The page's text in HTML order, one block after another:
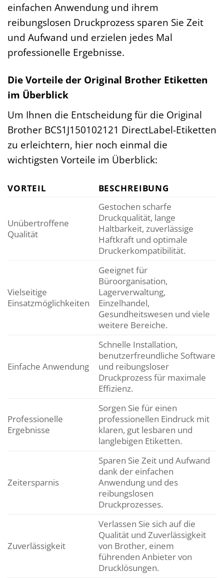
einfachen Anwendung und ihrem
reibungslosen Druckprozess sparen Sie Zeit
und Aufwand und erzielen jedes Mal
professionelle Ergebnisse.
Die Vorteile der Original Brother Etiketten
im Überblick
Um Ihnen die Entscheidung für die Original
Brother BCS1J150102121 DirectLabel-Etiketten
zu erleichtern, hier noch einmal die
wichtigsten Vorteile im Überblick:
VORTEIL BESCHREIBUNG
Unübertroffene
Qualität
Gestochen scharfe
Druckqualität, lange
Haltbarkeit, zuverlässige
Haftkraft und optimale
Druckerkompatibilität.
Vielseitige
Einsatzmöglichkeiten
Geeignet für
Büroorganisation,
Lagerverwaltung,
Einzelhandel,
Gesundheitswesen und viele
weitere Bereiche.
Einfache Anwendung
Schnelle Installation,
benutzerfreundliche Software
und reibungsloser
Druckprozess für maximale
Effizienz.
Professionelle
Ergebnisse
Sorgen Sie für einen
professionellen Eindruck mit
klaren, gut lesbaren und
langlebigen Etiketten.
Zeitersparnis
Sparen Sie Zeit und Aufwand
dank der einfachen
Anwendung und des
reibungslosen
Druckprozesses.
Zuverlässigkeit
Verlassen Sie sich auf die
Qualität und Zuverlässigkeit
von Brother, einem
führenden Anbieter von
Drucklösungen.